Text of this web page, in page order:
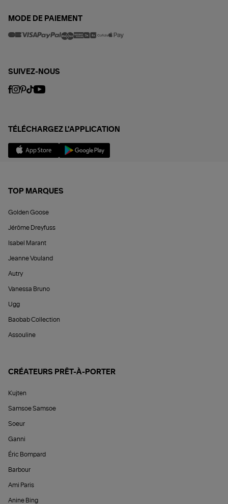
MODE DE PAIEMENT
SUIVEZ-NOUS
TÉLÉCHARGEZ L'APPLICATION
TOP MARQUES
Golden Goose
Jérôme Dreyfuss
Isabel Marant
Jeanne Vouland
Autry
Vanessa Bruno
Ugg
Baobab Collection
Assouline
CRÉATEURS PRÊT-À-PORTER
Kujten
Samsoe Samsoe
Soeur
Ganni
Éric Bompard
Barbour
Ami Paris
Anine Bing